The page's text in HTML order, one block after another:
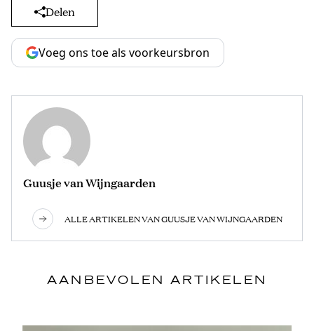
Delen
Voeg ons toe als voorkeursbron
Guusje van Wijngaarden
ALLE ARTIKELEN VAN GUUSJE VAN WIJNGAARDEN
AANBEVOLEN ARTIKELEN